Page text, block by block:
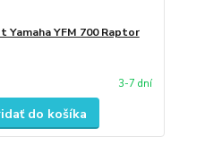
Yamaha YFM 700 Raptor
3-7 dní
do košíka